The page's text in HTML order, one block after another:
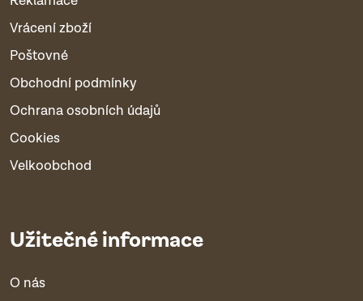
Vrácení zboží
Poštovné
Obchodní podmínky
Ochrana osobních údajů
Cookies
Velkoobchod
Užitečné informace
O nás